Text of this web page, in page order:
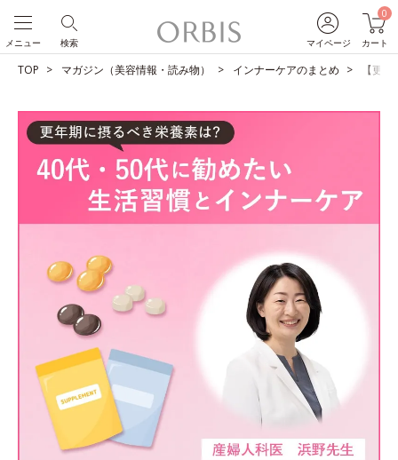
マイページ
0
カート
検索
メニュー
TOP マガジン（美容情報・読み物） インナーケアのまとめ 【更